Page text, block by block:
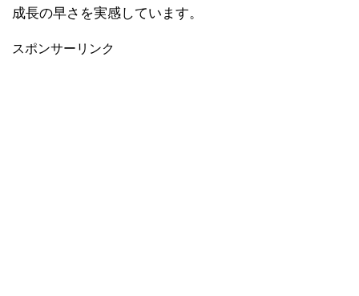
成長の早さを実感しています。
スポンサーリンク